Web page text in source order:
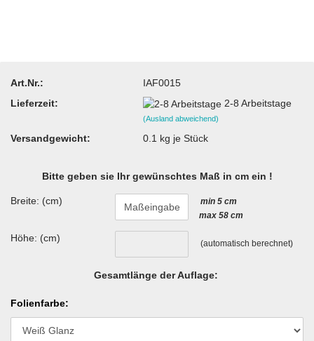
Art.Nr.:
IAF0015
Lieferzeit:
2-8 Arbeitstage
(Ausland abweichend)
Versandgewicht: 0.1 kg je Stück
Bitte geben sie Ihr gewünschtes Maß in cm ein !
Breite: (cm)
min 5 cm
max 58 cm
Höhe: (cm) (automatisch berechnet)
Gesamtlänge der Auflage:
Folienfarbe: